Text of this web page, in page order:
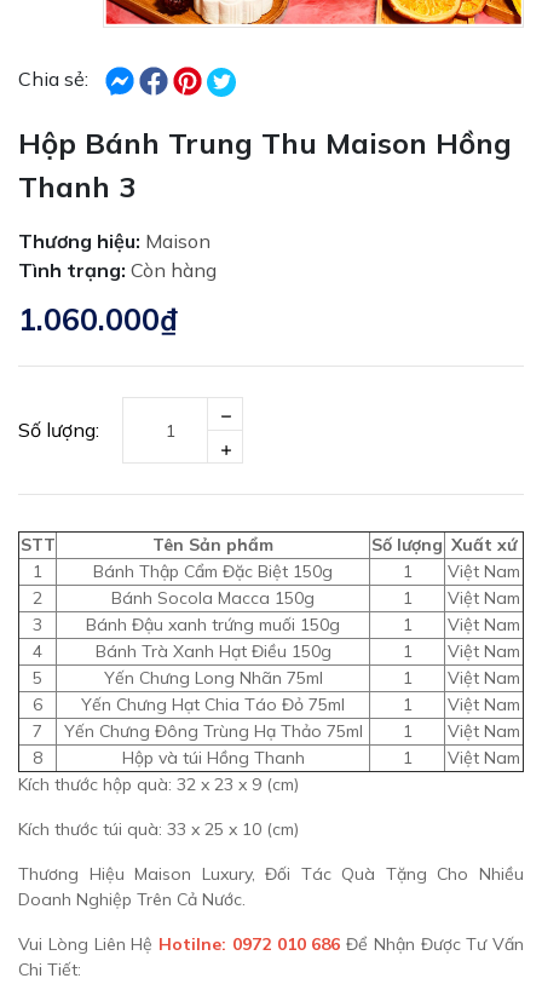
Chia sẻ:
Hộp Bánh Trung Thu Maison Hồng
Thanh 3
Thương hiệu: Maison
Tình trạng: Còn hàng
1.060.000₫
Số lượng:
STT Tên Sản phẩm Số lượng Xuất xứ
1
Bánh Thập Cẩm Đặc Biệt 150g 1
Việt Nam
2
Bánh Socola Macca 150g 1
Việt Nam
3
Bánh Đậu xanh trứng muối 150g 1
Việt Nam
4
Bánh Trà Xanh Hạt Điều 150g 1
Việt Nam
5
Yến Chưng Long Nhãn 75ml 1
Việt Nam
6
Yến Chưng Hạt Chia Táo Đỏ 75ml 1
Việt Nam
7
Yến Chưng Đông Trùng Hạ Thảo 75ml 1
Việt Nam
8
Hộp và túi Hồng Thanh 1
Việt Nam
Kích thước hộp quà: 32 x 23 x 9 (cm)
Kích thước túi quà: 33 x 25 x 10 (cm)
Thương Hiệu Maison Luxury, Đối Tác Quà Tặng Cho Nhiều
Doanh Nghiệp Trên Cả Nước.
Vui Lòng Liên Hệ Hotilne: 0972 010 686 Để Nhận Được Tư Vấn
Chi Tiết: